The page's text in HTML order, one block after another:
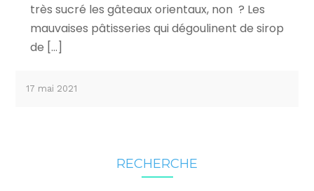
très sucré les gâteaux orientaux, non ? Les
mauvaises pâtisseries qui dégoulinent de sirop
de […]
17 mai 2021
RECHERCHE